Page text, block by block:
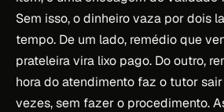
Sem isso, o dinheiro vaza por dois
tempo. De um lado, remédio que
prateleira vira lixo pago. Do outro,
hora do atendimento faz o tutor
vezes, sem fazer o procedimento.